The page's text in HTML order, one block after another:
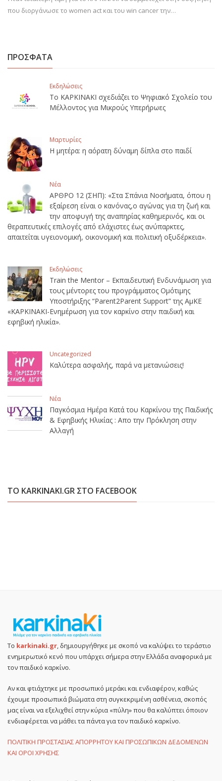
που διοργάνωσε το women act και του win cancer την…
ΠΡΟΣΦΑΤΑ
Εκδηλώσεις
Το ΚΑΡΚΙΝΑΚΙ σχεδιάζει το Ψηφιακό Σχολείο του
Μέλλοντος για Μικρούς Υπερήρωες
Μαρτυρίες
Η μητέρα: η αόρατη δύναμη δίπλα στο παιδί
Νέα
ΑΡΘΡΟ 12 (ΣΗΠ): «Στα Σπάνια Νοσήματα, όπου η
εξαίρεση είναι ο κανόνας,ο αγώνας για τη ζωή και
την αποφυγή της αναπηρίας καθημερινός, και οι
θεραπευτικές επιλογές από ελάχιστες έως ανύπαρκτες,
απαιτείται υγειονομική, οικονομική και πολιτική οξυδέρκεια».
Εκδηλώσεις
Train the Mentor – Εκπαιδευτική Ενδυνάμωση για
τους μέντορες του προγράμματος Ομότιμης
Υποστήριξης “Parent2Parent Support” της ΑμΚΕ
«ΚΑΡΚΙΝΑΚΙ-Ενημέρωση για τον καρκίνο στην παιδική και
εφηβική ηλικία».
Uncategorized
Καλύτερα ασφαλής, παρά να μετανιώσεις!
Νέα
Παγκόσμια Ημέρα Κατά του Καρκίνου της Παιδικής
& Εφηβικής Ηλικίας : Απο την Πρόκληση στην
Αλλαγή
ΤΟ KARKINAKI.GR ΣΤΟ FACEBOOK
Το karkinaki.gr, δημιουργήθηκε με σκοπό να καλύψει το τεράστιο
ενημερωτικό κενό που υπάρχει σήμερα στην Ελλάδα αναφορικά με
τον παιδικό καρκίνο.
Αν και φτιάχτηκε με προσωπικό μεράκι και ενδιαφέρον, καθώς
έχουμε προσωπικά βιώματα στη συγκεκριμένη ασθένεια, σκοπός
μας είναι να εξελιχθεί στην κύρια «πύλη» που θα καλύπτει όποιον
ενδιαφέρεται να μάθει τα πάντα για τον παιδικό καρκίνο.
ΠΟΛΙΤΙΚΗ ΠΡΟΣΤΑΣΙΑΣ ΑΠΟΡΡΗΤΟΥ ΚΑΙ ΠΡΟΣΩΠΙΚΩΝ ΔΕΔΟΜΕΝΩΝ
ΚΑΙ ΟΡΟΙ ΧΡΗΣΗΣ